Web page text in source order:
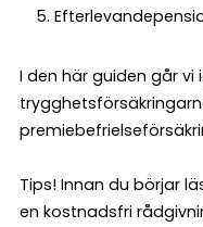
I den här guiden går
Tips! Innan du börjar
en kostnadsfri